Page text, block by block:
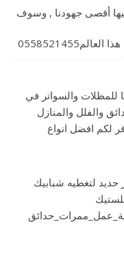
أقصى جهودنا , وسوف
والسواتر في
والفلل والمنازل
لكم افضل انواع
لتغطيه شبابيك